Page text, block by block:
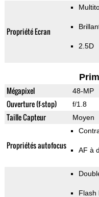
Propriété Ecran
2.5D
Mégapixel 48-MP
Ouverture (f-stop) f/1.8
Taille Capteur Moyen
Propriétés autofocus AF à
Flash